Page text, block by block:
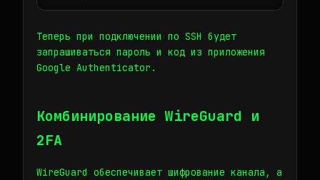
Теперь при подключении по SSH будет
запрашиваться пароль и код из приложения
Google Authenticator.
Комбинирование WireGuard и
2FA
WireGuard обеспечивает шифрование канала, а